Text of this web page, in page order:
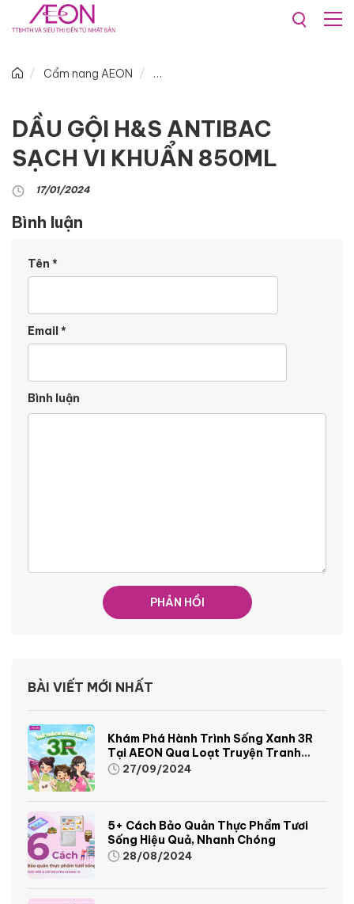
Cẩm nang AEON
DẦU GỘI H&S ANTIBAC
SẠCH VI KHUẨN 850ML
17/01/2024
Bình luận
Tên *
Email*
Bình luận
BÀI VIẾT MỚI NHẤT
Khám Phá Hành Trình Sống Xanh 3R
Tại AEON Qua Loạt Truyện Tranh
Sinh Động Và Thú Vị
27/09/2024
5+ Cách Bảo Quản Thực Phẩm Tươi
Sống Hiệu Quả, Nhanh Chóng
28/08/2024